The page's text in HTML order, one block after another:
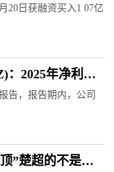
20日获融资买入1 07亿
：2025年净利润
告，报告期内，公司
”楚超的不是武